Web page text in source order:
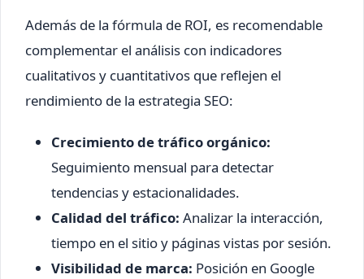
Además de la fórmula de ROI, es recomendable
complementar el análisis con indicadores
cualitativos y cuantitativos que reflejen el
rendimiento de la estrategia SEO:
Crecimiento de tráfico orgánico:
Seguimiento mensual para detectar
tendencias y estacionalidades.
Calidad del tráfico: Analizar la interacción,
tiempo en el sitio y páginas vistas por sesión.
Visibilidad de marca: Posición en Google